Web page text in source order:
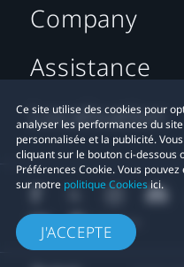
Ce site utilise des cookies pour
analyser les performances du
personnalisée et la publicité.
cliquant sur le bouton ci-dessous
Préférences Cookie. Vous
sur notre politique Cookiesici.
J'ACCEPTE
Company
Assistance
Localisation